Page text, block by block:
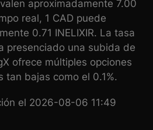
aproximadamente 7.00
real, 1 CAD puede
0.71 INELIXIR. La tasa
presenciado una subida de
ofrece múltiples opciones
tan bajas como el 0.1%.
el 2026-08-06 11:49